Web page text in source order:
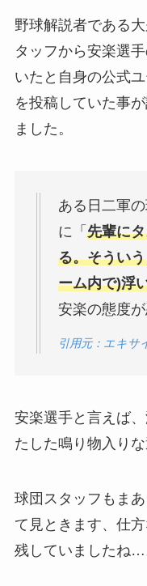
野球解説者である
タッフから安楽選
いたと自身の公式
を投稿していた事
ました。
ある日二軍
に「 先輩に
る。そうい
ーム内で)浮
安楽の態度が
引用元：エキサ
安楽選手と言えば
たした鳴り物入りな
球団スタッフもま
て見ときます、仕
残していましたね…